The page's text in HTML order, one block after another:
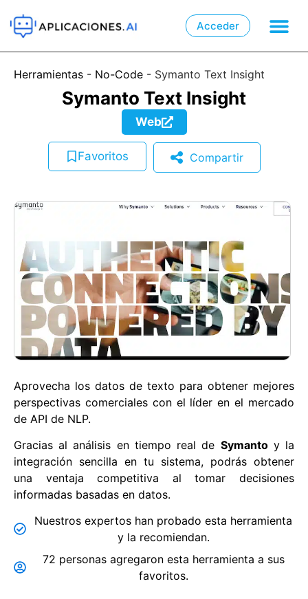
Acceder
Herramientas - No-Code - Symanto Text Insight
Symanto Text Insight
Web
Favoritos Compartir
Aprovecha los datos de texto para obtener mejores
perspectivas comerciales con el líder en el mercado
de API de NLP.
Gracias al análisis en tiempo real de Symantoy la
integración sencilla en tu sistema, podrás obtener
una ventaja competitiva al tomar decisiones
informadas basadas en datos.
Nuestros expertos han probado esta herramienta
y la recomiendan.
72 personas agregaron esta herramienta a sus
favoritos.